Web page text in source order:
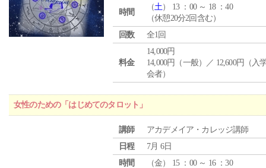
時間
（土） 13 ：00 ～ 18 ：40
（休憩20分2回含む）
回数
全1回
料金
14,000円
14,000円（一般）／ 12,600円（入
会者）
女性のための「はじめてのタロット」
講師
アカデメイア・カレッジ講師
日程
7月 6日
時間
（金） 15 ：00 ～ 16 ：30